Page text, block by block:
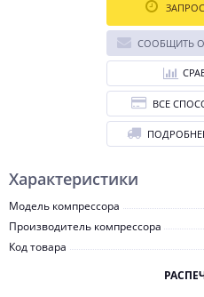
Характеристики
Модель компрессора
Производитель компрессора
Код товара
СООБЩИТЬ
ВСЕ